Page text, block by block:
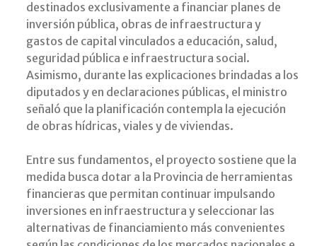
destinados exclusivamente a financiar planes de
inversión pública, obras de infraestructura y
gastos de capital vinculados a educación, salud,
seguridad pública e infraestructura social.
Asimismo, durante las explicaciones brindadas a los
diputados y en declaraciones públicas, el ministro
señaló que la planificación contempla la ejecución
de obras hídricas, viales y de viviendas.
Entre sus fundamentos, el proyecto sostiene que la
medida busca dotar a la Provincia de herramientas
financieras que permitan continuar impulsando
inversiones en infraestructura y seleccionar las
alternativas de financiamiento más convenientes